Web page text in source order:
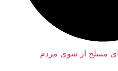
سوی مردم